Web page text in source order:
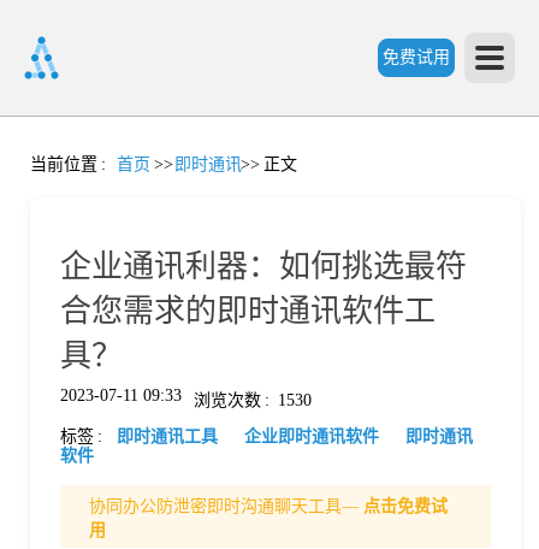
免费试用
首
价
当前位置 : 首页 >> 即时通讯>> 正文
企业通讯利器：如何挑选最符
合您需求的即时通讯软件工
具？
2023-07-11 09:33 浏览次数 : 1530
标签 : 即时通讯工具 企业即时通讯软件
即时通讯
软件
协同办公防泄密即时沟通聊天工具— 点击免费试
用